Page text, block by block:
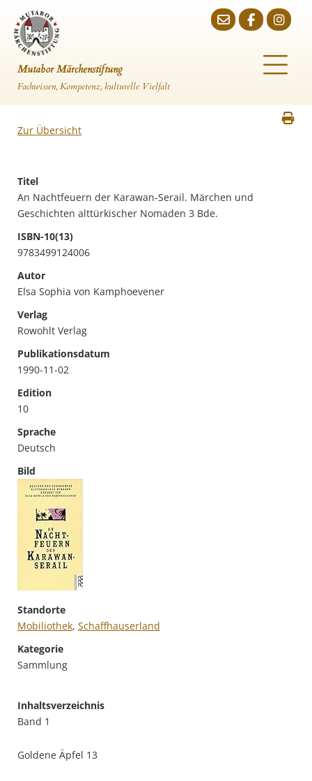
Mutabor Märchenstiftung
Fachwissen, Kompetenz, kulturelle Vielfalt
Zur Übersicht
Titel
An Nachtfeuern der Karawan-Serail. Märchen und
Geschichten alttürkischer Nomaden 3 Bde.
ISBN-10(13)
9783499124006
Autor
Elsa Sophia von Kamphoevener
Verlag
Rowohlt Verlag
Publikationsdatum
1990-11-02
Edition
10
Sprache
Deutsch
Bild
Standorte
Mobiliothek, Schaffhauserland
Kategorie
Sammlung
Inhaltsverzeichnis
Band 1
Goldene Äpfel 13